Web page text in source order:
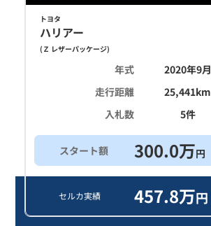
トヨタ
ハリアー
( Ｚ レザーパッケージ)
年式
2020年9月
走行距離
25,441km
入札数
5件
スタート額 300.0万円
セルカ実績 457.8万円